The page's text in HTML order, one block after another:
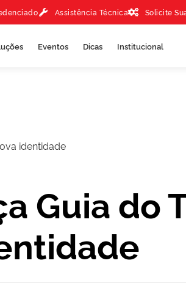
Assistência Técnica Solicite
Eventos Dicas Institucional
identidade
Guia do